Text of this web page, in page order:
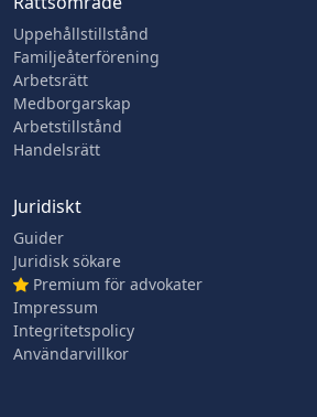
Uppehållstillstånd
Familjeåterförening
Arbetsrätt
Medborgarskap
Arbetstillstånd
Handelsrätt
Juridiskt
Guider
Juridisk sökare
Premium för advokater
Impressum
Integritetspolicy
Användarvillkor